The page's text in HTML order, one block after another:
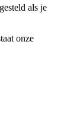
als je
onze